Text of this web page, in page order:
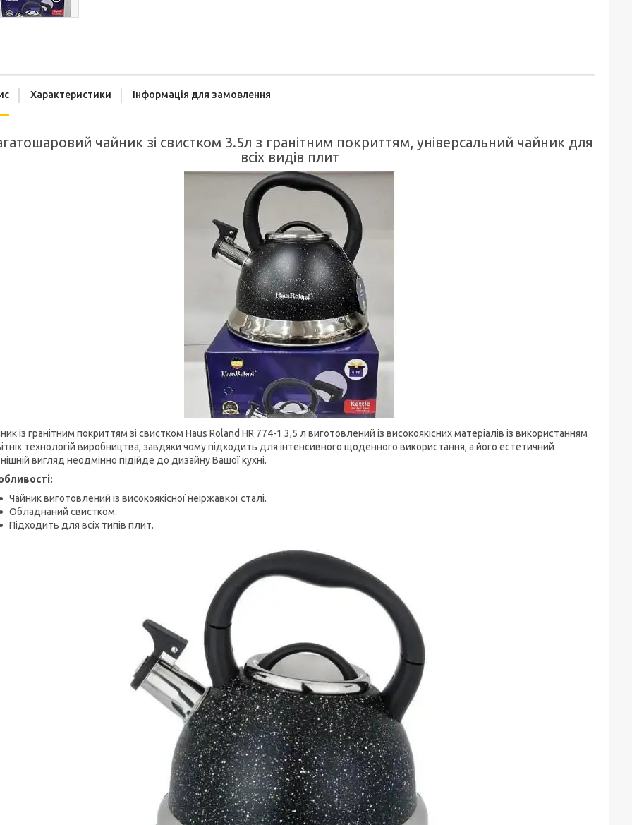
Характеристики Інформація для замовлення
чайник зі свистком 3.5л з гранітним покриттям, універсальний чайник для
всіх видів плит
із гранітним покриттям зі свистком Haus Roland HR 774-1 3,5 л виготовлений із високоякісних матеріалів із використанням
технологій виробництва, завдяки чому підходить для інтенсивного щоденного використання, а його естетичний
вигляд неодмінно підійде до дизайну Вашої кухні.
Чайник виготовлений із високоякісної неіржавкої сталі.
Обладнаний свистком.
Підходить для всіх типів плит.